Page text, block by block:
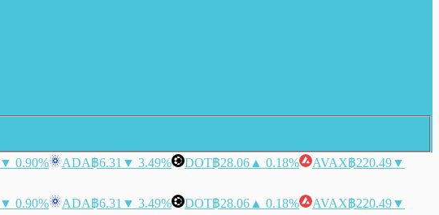
▼ 0.90% ADA฿6.31 ▼ 3.49% DOT฿28.06 ▲ 0.18% AVAX฿220.49▼
▼ 0.90% ADA฿6.31 ▼ 3.49% DOT฿28.06 ▲ 0.18% AVAX฿220.49▼